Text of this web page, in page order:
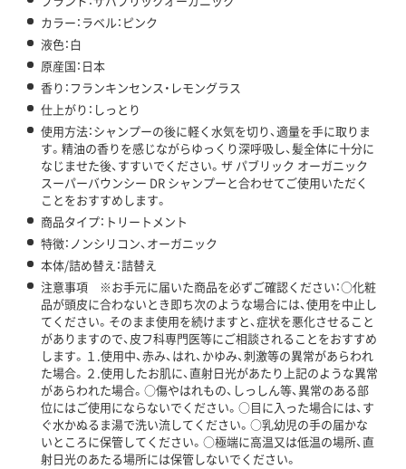
カラー：ラベル：ピンク
液色：白
原産国：日本
香り：フランキンセンス・レモングラス
仕上がり：しっとり
使用方法：シャンプーの後に軽く水気を切り、適量を手に取りま
す。精油の香りを感じながらゆっくり深呼吸し、髪全体に十分に
なじませた後、すすいでください。ザ パブリック オーガニック
スーパーバウンシー DR シャンプーと合わせてご使用いただく
ことをおすすめします。
商品タイプ：トリートメント
特徴：ノンシリコン、オーガニック
本体/詰め替え：詰替え
注意事項 ※お手元に届いた商品を必ずご確認ください：○化粧
品が頭皮に合わないとき即ち次のような場合には、使用を中止し
てください。そのまま使用を続けますと、症状を悪化させること
がありますので、皮フ科専門医等にご相談されることをおすすめ
します。１.使用中、赤み、はれ、かゆみ、刺激等の異常があらわれ
た場合。２.使用したお肌に、直射日光があたり上記のような異常
があらわれた場合。○傷やはれもの、しっしん等、異常のある部
位にはご使用にならないでください。○目に入った場合には、す
ぐ水かぬるま湯で洗い流してください。○乳幼児の手の届かな
いところに保管してください。○極端に高温又は低温の場所、直
射日光のあたる場所には保管しないでください。